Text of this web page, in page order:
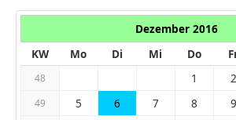
Dezember 2016
KW
Mo Di Mi Do
48 1 2
49 5 6 7 8 9